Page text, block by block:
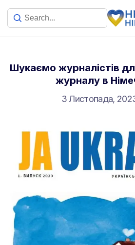
Шукаємо журналістів
журналу в
3 Листопада,